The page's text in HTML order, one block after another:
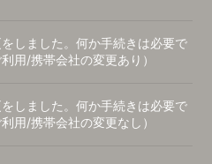
しました。何か手続きは必要で
用/携帯会社の変更あり）
しました。何か手続きは必要で
用/携帯会社の変更なし）